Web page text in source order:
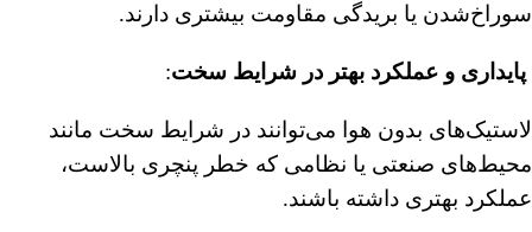
سوراخ‌شدن یا بریدگی مقاومت بیشتری دارند.
پایداری و عملکرد بهتر در شرایط سخت:
لاستیک‌های بدون هوا می‌توانند در شرایط سخت مانند
محیط‌های صنعتی یا نظامی که خطر پنچری بالاست،
عملکرد بهتری داشته باشند.